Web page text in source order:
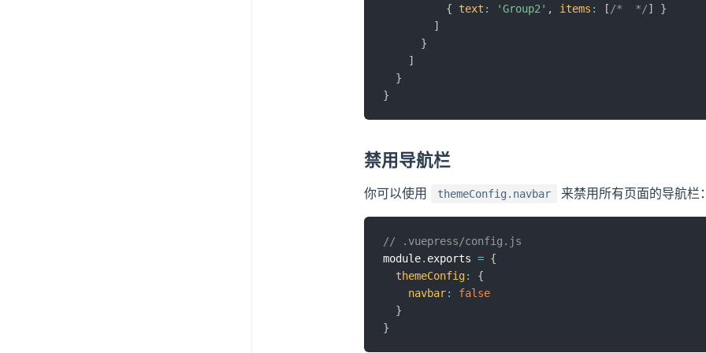
{ text : 'Group2' , items : [ /*  */]
}
]
}
]
}
}
禁用导航栏
你可以使用 themeConfig.navbar 来禁用所有页面的导航栏
// .vuepress/config.js
module. exports = {
themeConfig:
{
navbar:
false
}
}